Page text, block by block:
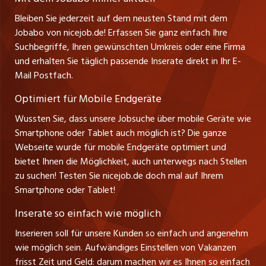
Führungspositionen
Management / Kader-Jobs
jobbern.ch
jobbasel.ch
zentraljob.ch
myjob.ch
schaffu.ch (VS)
ajourjob.ch
tagblatt.ch
FM1Today
Lindauer Straße 16
D-88239 Wangen
Tel. +49 07522 795034
Thomas Reiner
Ansprechpartner
Bleiben Sie jederzeit auf dem neusten Stand mit dem
Jobabo von nicejob.de! Erfassen Sie ganz einfach Ihre
Suchbegriffe, Ihren gewünschten Umkreis oder eine Firma
und erhalten Sie täglich passende Inserate direkt in Ihr E-
Mail Postfach.
Optimiert für Mobile Endgeräte
Wussten Sie, dass unsere Jobsuche über mobile Geräte wie
Smartphone oder Tablet auch möglich ist? Die ganze
Webseite wurde für mobile Endgeräte optimiert und
bietet Ihnen die Möglichkeit, auch unterwegs nach Stellen
zu suchen! Testen Sie nicejob.de doch mal auf Ihrem
Smartphone oder Tablet!
Inserate so einfach wie möglich
Inserieren soll für unsere Kunden so einfach und angenehm
wie möglich sein. Aufwändiges Einstellen von Vakanzen
frisst Zeit und Geld: darum machen wir es Ihnen so einfach